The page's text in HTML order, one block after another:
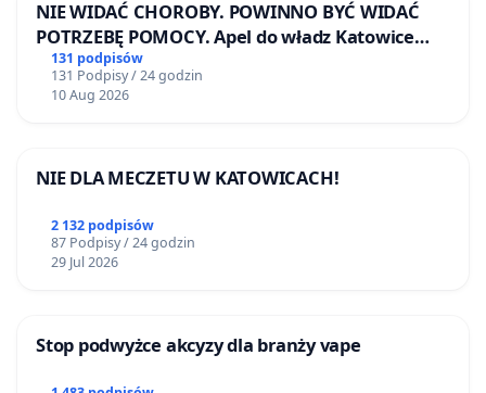
NIE WIDAĆ CHOROBY. POWINNO BYĆ WIDAĆ
POTRZEBĘ POMOCY. Apel do władz Katowice
Airport o przystąpienie do programu HIDDEN
DISABILITIES SUNFLOWER – SŁONECZNIK –
UKRYTE NIEPEŁNOSPRAWNOŚCI
131 podpisów
131 Podpisy / 24 godzin
10 Aug 2026
NIE DLA MECZETU W KATOWICACH!
2 132 podpisów
87 Podpisy / 24 godzin
29 Jul 2026
Stop podwyżce akcyzy dla branży vape